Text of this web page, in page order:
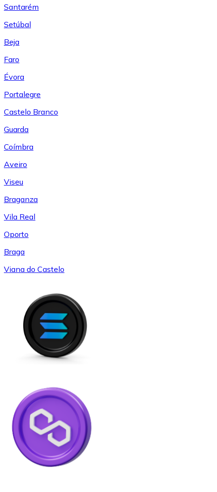
Santarém
Setúbal
Beja
Faro
Évora
Portalegre
Castelo Branco
Guarda
Coímbra
Aveiro
Viseu
Braganza
Vila Real
Oporto
Braga
Viana do Castelo